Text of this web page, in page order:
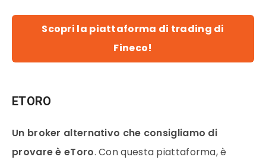
Scopri la piattaforma di trading di
Fineco!
ETORO
Un broker alternativo che consigliamo di
provare è eToro. Con questa piattaforma, è